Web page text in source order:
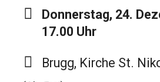
Donnerstag, 24.
17.00 Uhr
Brugg, Kirche St.